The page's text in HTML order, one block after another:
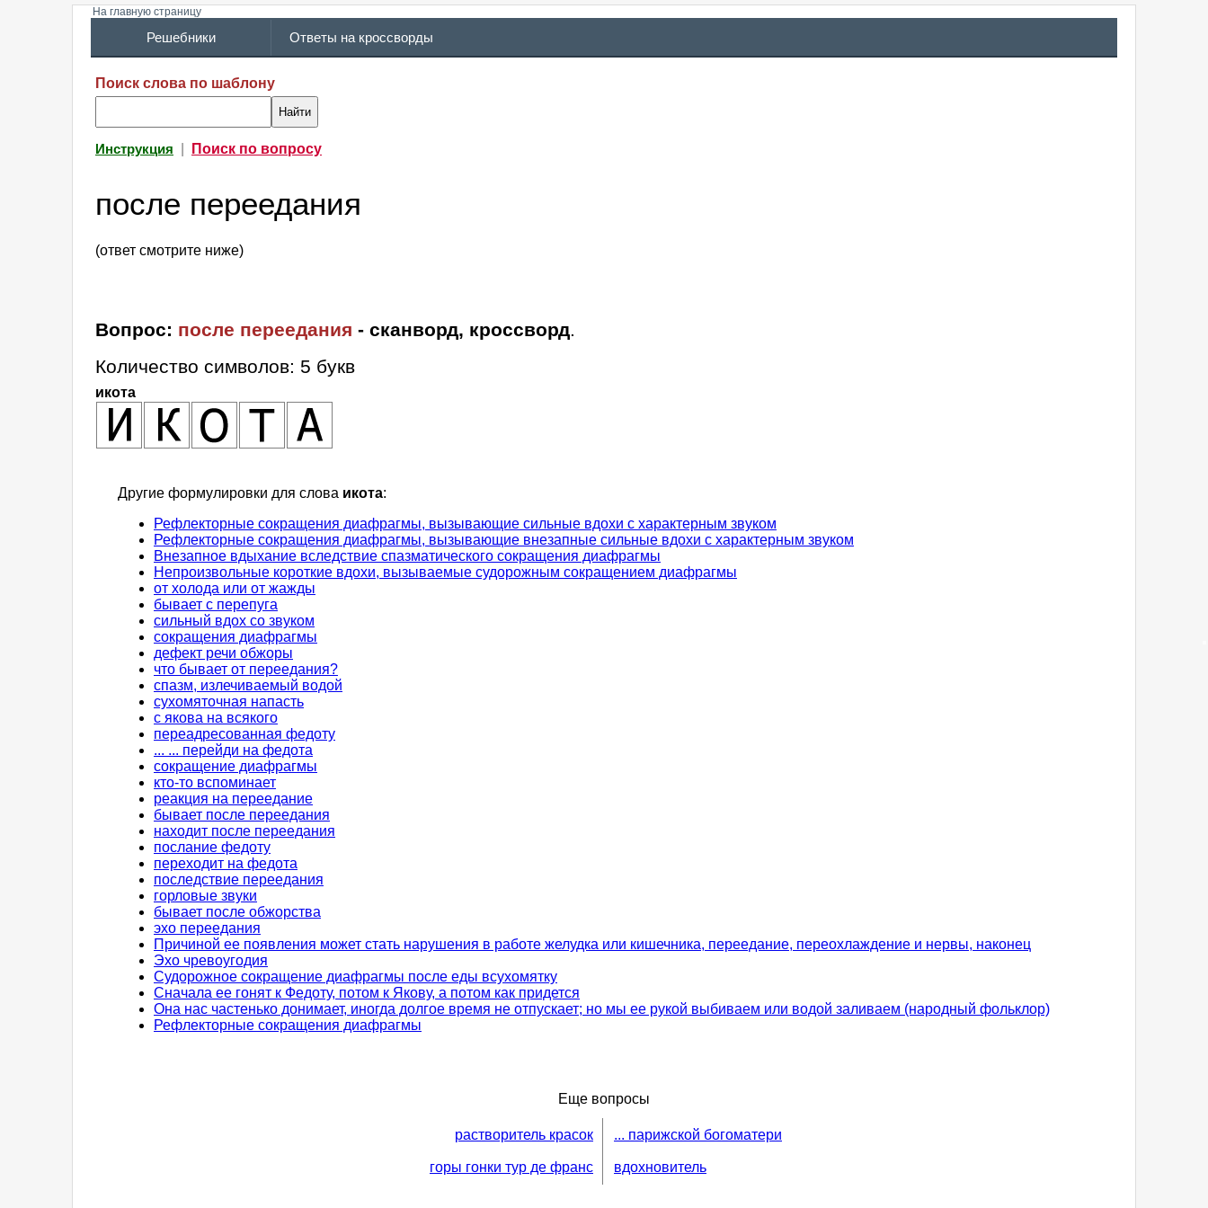
На главную страницу
Решебники Ответы на кроссворды
Поиск слова по шаблону
Инструкция Поиск по вопросу
после переедания
(ответ смотрите ниже)
Вопрос: после переедания - сканворд, кроссворд.
Количество символов: 5 букв
икота
Другие формулировки для слова икота:
Рефлекторные сокращения диафрагмы, вызывающие сильные вдохи с характерным звуком
Рефлекторные сокращения диафрагмы, вызывающие внезапные сильные вдохи с характерным звуком
Внезапное вдыхание вследствие спазматического сокращения диафрагмы
Непроизвольные короткие вдохи, вызываемые судорожным сокращением диафрагмы
от холода или от жажды
бывает с перепуга
сильный вдох со звуком
сокращения диафрагмы
дефект речи обжоры
что бывает от переедания?
спазм, излечиваемый водой
сухомяточная напасть
с якова на всякого
переадресованная федоту
... ... перейди на федота
сокращение диафрагмы
кто-то вспоминает
реакция на переедание
бывает после переедания
находит после переедания
послание федоту
переходит на федота
последствие переедания
горловые звуки
бывает после обжорства
эхо переедания
Причиной ее появления может стать нарушения в работе желудка или кишечника, переедание, переохлаждение и нервы, наконец
Эхо чревоугодия
Судорожное сокращение диафрагмы после еды всухомятку
Сначала ее гонят к Федоту, потом к Якову, а потом как придется
Она нас частенько донимает, иногда долгое время не отпускает; но мы ее рукой выбиваем или водой заливаем (народный фольклор)
Рефлекторные сокращения диафрагмы
Еще вопросы
растворитель красок
горы гонки тур де франс
... парижской богоматери
вдохновитель